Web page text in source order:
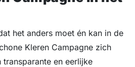
het anders moet én kan in de
Kleren Campagne zich
en eerlijke